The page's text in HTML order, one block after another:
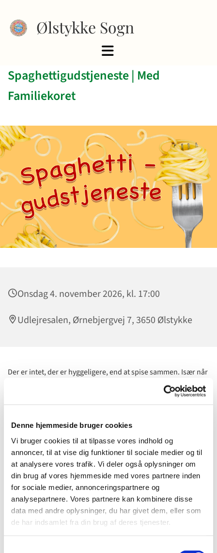
Denne hjemmeside bruger cookies
Vi bruger cookies til at tilpasse vores indhold og
annoncer, til at vise dig funktioner til sociale medier og til
at analysere vores trafik. Vi deler også oplysninger om
din brug af vores hjemmeside med vores partnere inden
for sociale medier, annonceringspartnere og
analysepartnere. Vores partnere kan kombinere disse
data med andre oplysninger, du har givet dem, eller som
de har indsamlet fra din brug af deres tjenester.
Ølstykke Sogn
Spaghettigudstjeneste | Med
Familiekoret
Onsdag 4. november 2026, kl. 17:00
Udlejresalen, Ørnebjergvej 7, 3650 Ølstykke
Der er intet, der er hyggeligere, end at spise sammen. Især når
OgFamiliekoretkommer endda og hygger med musik og sjov
arrangement. ❤️
Spaghettigudstjenesten starter meden kort gudstjeneste i
børnehøjde, hvor der er plads til sjov og store spørgsmål. ⛪
Derefter spiser vi sammen og nyderfællesskabetmed plads til
hygge og leg.Vores spaghettigudstjenester eråbne for alleog
helt gratisat deltage i. Dog kræver dettilmelding, som åbner